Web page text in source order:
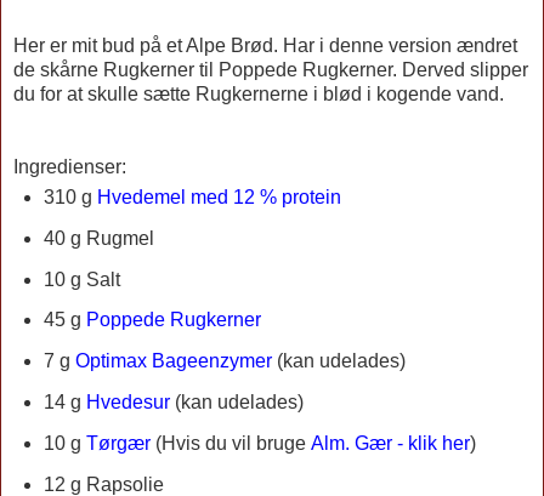
Her er mit bud på et Alpe Brød. Har i denne version ændret
de skårne Rugkerner til Poppede Rugkerner. Derved slipper
du for at skulle sætte Rugkernerne i blød i kogende vand.
Ingredienser:
310 g Hvedemel med 12 % protein
40 g Rugmel
10 g Salt
45 g Poppede Rugkerner
7 g Optimax Bageenzymer(kan udelades)
14 g Hvedesur(kan udelades)
10 g Tørgær (Hvis du vil bruge Alm. Gær - klik her)
12 g Rapsolie